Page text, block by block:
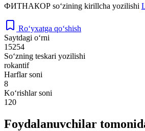
ФИТНАКОР so‘zining kirillcha yozilishi
Ro‘yxatga qo‘shish
Saytdagi o‘rni
15254
So‘zning teskari yozilishi
rokantif
Harflar soni
8
Ko‘rishlar soni
120
Foydalanuvchilar